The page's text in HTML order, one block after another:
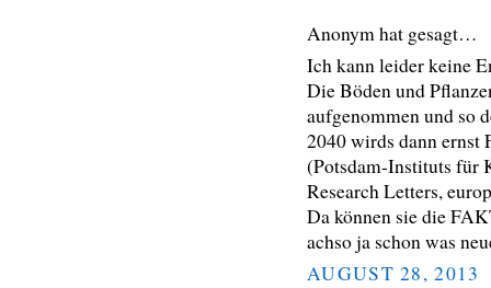
Anonym hat gesagt…
Ich kann leider keine
Die Böden und
aufgenommen und so
2040 wirds dann ernst
(Potsdam-Instituts für
Research Letters,
Da können sie die
achso ja schon was
AUGUST 28, 2013